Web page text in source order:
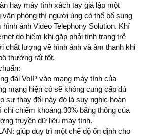
hay máy tính xách tay giả lập một
văn phòng thì người úng có thể bổ sung
hình ảnh Video Telephony Solution. Khí
do hiếm khi gặp phải tình trạng trễ
chất lượng về hình ảnh và âm thanh khi
thường rất tốt.
đài VoIP vào mạng máy tính của
mạng hiện có sẽ không cung cấp đủ
sự thay đổi này đó là suy nghic hoàn
chiếm khoảng 30% băng thông của
truyền dữ liệu máy tính.
giúp duy trì một chế độ ổn định cho